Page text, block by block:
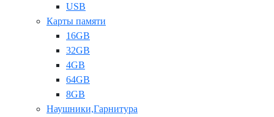
USB
Карты памяти
16GB
32GB
4GB
64GB
8GB
Наушники,Гарнитура